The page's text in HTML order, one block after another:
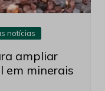
notícias
ampliar
em minerais